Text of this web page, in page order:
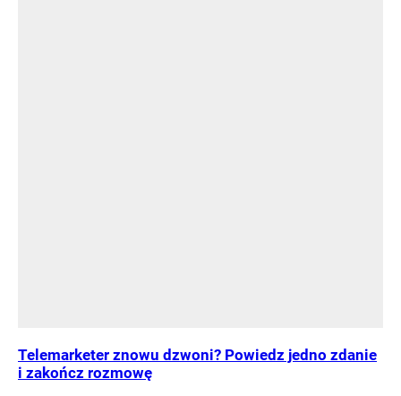
Telemarketer znowu dzwoni? Powiedz jedno zdanie
i zakończ rozmowę